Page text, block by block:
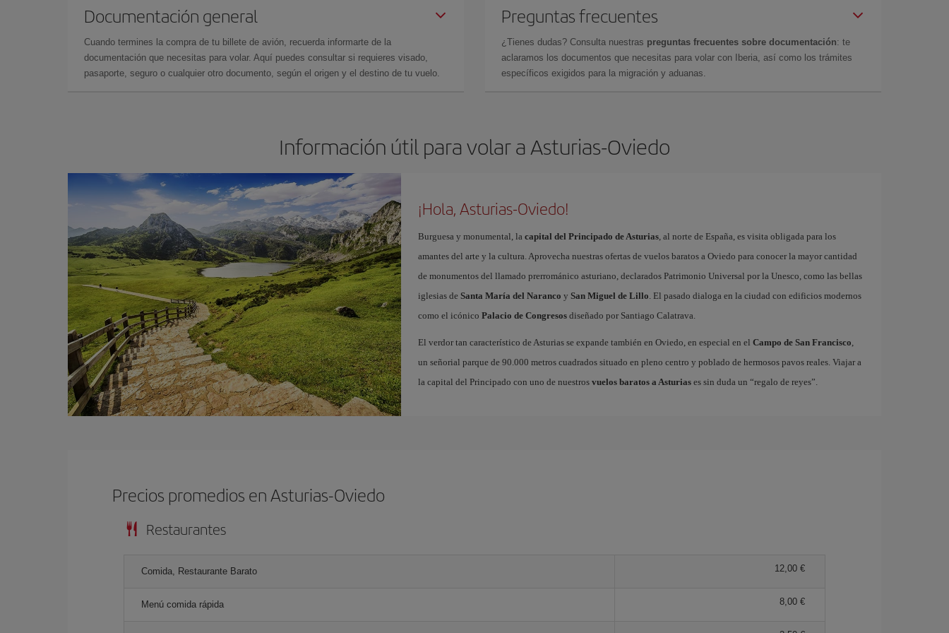
Documentación general
Cuando termines la compra de tu billete de avión, recuerda informarte de la
documentación que necesitas para volar. Aquí puedes consultar si requieres visado,
pasaporte, seguro o cualquier otro documento, según el origen y el destino de tu vuelo.
Preguntas frecuentes
¿Tienes dudas? Consulta nuestras preguntas frecuentes sobre documentación: te
aclaramos los documentos que necesitas para volar con Iberia, así como los trámites
específicos exigidos para la migración y aduanas.
Información útil para volar a Asturias-Oviedo
¡Hola, Asturias-Oviedo!
Burguesa y monumental, la capital del Principado de Asturias, al norte de España, es visita obligada para los
amantes del arte y la cultura. Aprovecha nuestras ofertas de vuelos baratos a Oviedo para conocer la mayor cantidad
de monumentos del llamado prerrománico asturiano, declarados Patrimonio Universal por la Unesco, como las bellas
iglesias de Santa María del Naranco y San Miguel de Lillo. El pasado dialoga en la ciudad con edificios modernos
como el icónico Palacio de Congresosdiseñado por Santiago Calatrava.
El verdor tan característico de Asturias se expande también en Oviedo, en especial en el Campo de San Francisco,
un señorial parque de 90.000 metros cuadrados situado en pleno centro y poblado de hermosos pavos reales. Viajar a
la capital del Principado con uno de nuestros vuelos baratos a Asturiases sin duda un “regalo de reyes”.
Precios promedios en Asturias-Oviedo
Restaurantes
Comida, Restaurante Barato 12,00 €
Menú comida rápida 8,00 €